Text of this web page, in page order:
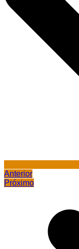
Anterior
Próximo